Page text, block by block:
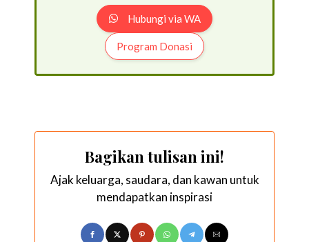
Hubungi via WA
Program Donasi
Bagikan tulisan ini!
Ajak keluarga, saudara, dan kawan untuk
mendapatkan inspirasi